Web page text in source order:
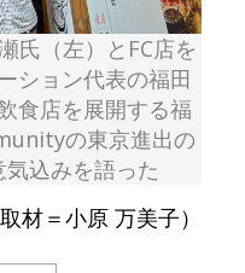
氏（左）とFC店を
ション代表の福田
食店を展開する福
の東京進出の
込みを語った
取材＝小原 万美子）